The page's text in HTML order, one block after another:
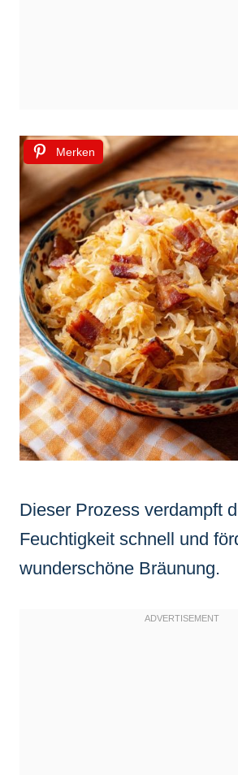
Merken
Dieser Prozess verdampft
Feuchtigkeit schnell und
wunderschöne Bräunung.